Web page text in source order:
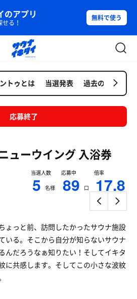
のアプリ
る！
無料で使う
トゥとは 当選発表 過去の抽選会
応募終了
ューウイング入浴券
当選人数
5 名様
応募中
89 口
倍率
17.8
ょっと前、訪問したかったサウナ施設
いる。そこから自分が知らないサウナ
んだろうなぁ知りたい！そしてイキタ
に共感します。そしてこの小さな波紋